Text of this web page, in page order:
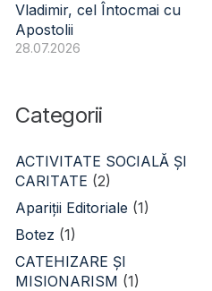
Vladimir, cel Întocmai cu
Apostolii
28.07.2026
Categorii
ACTIVITATE SOCIALĂ ŞI
CARITATE (2)
Apariții Editoriale (1)
Botez (1)
CATEHIZARE ŞI
MISIONARISM (1)